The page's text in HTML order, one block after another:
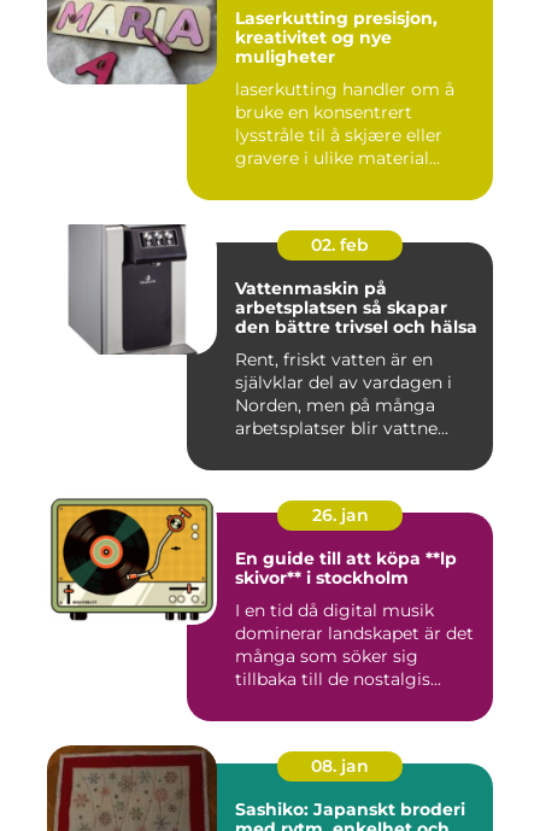
Laserkutting presisjon,
kreativitet og nye
muligheter
laserkutting handler om å
bruke en konsentrert
lysstråle til å skjære eller
gravere i ulike material...
02. feb
Vattenmaskin på
arbetsplatsen så skapar
den bättre trivsel och hälsa
Rent, friskt vatten är en
självklar del av vardagen i
Norden, men på många
arbetsplatser blir vattne...
26. jan
En guide till att köpa **lp
skivor** i stockholm
I en tid då digital musik
dominerar landskapet är det
många som söker sig
tillbaka till de nostalgis...
08. jan
Sashiko: Japanskt broderi